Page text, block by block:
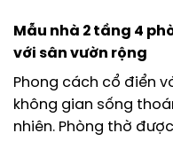
Mẫu nhà 2 tầng 4
với sân vườn rộng
Phong cách cổ điển
không gian sống
nhiên. Phòng thờ